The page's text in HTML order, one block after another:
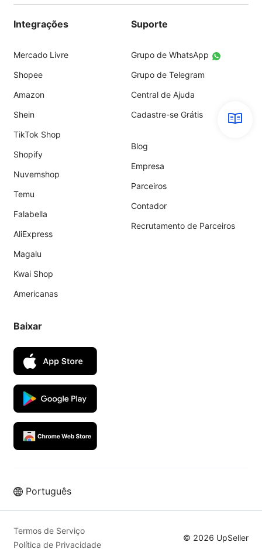
Integrações
Mercado Livre
Shopee
Amazon
Shein
TikTok Shop
Shopify
Nuvemshop
Temu
Falabella
AliExpress
Magalu
Kwai Shop
Americanas
Suporte
Grupo de WhatsApp
Grupo de Telegram
Central de Ajuda
Cadastre-se Grátis
Blog
Empresa
Parceiros
Contador
Recrutamento de Parceiros
Baixar
Português
Termos de Serviço
Política de Privacidade
© 2026 UpSeller